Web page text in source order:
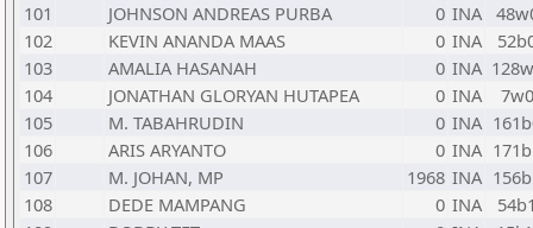
101
JOHNSON ANDREAS PURBA 0 INA
102
KEVIN ANANDA MAAS 0 INA
103
AMALIA HASANAH 0 INA
104
JONATHAN GLORYAN HUTAPEA 0 INA
7w0
105
M. TABAHRUDIN 0 INA
106
ARIS ARYANTO 0 INA
107
M. JOHAN, MP 1968 INA
108
DEDE MAMPANG 0 INA